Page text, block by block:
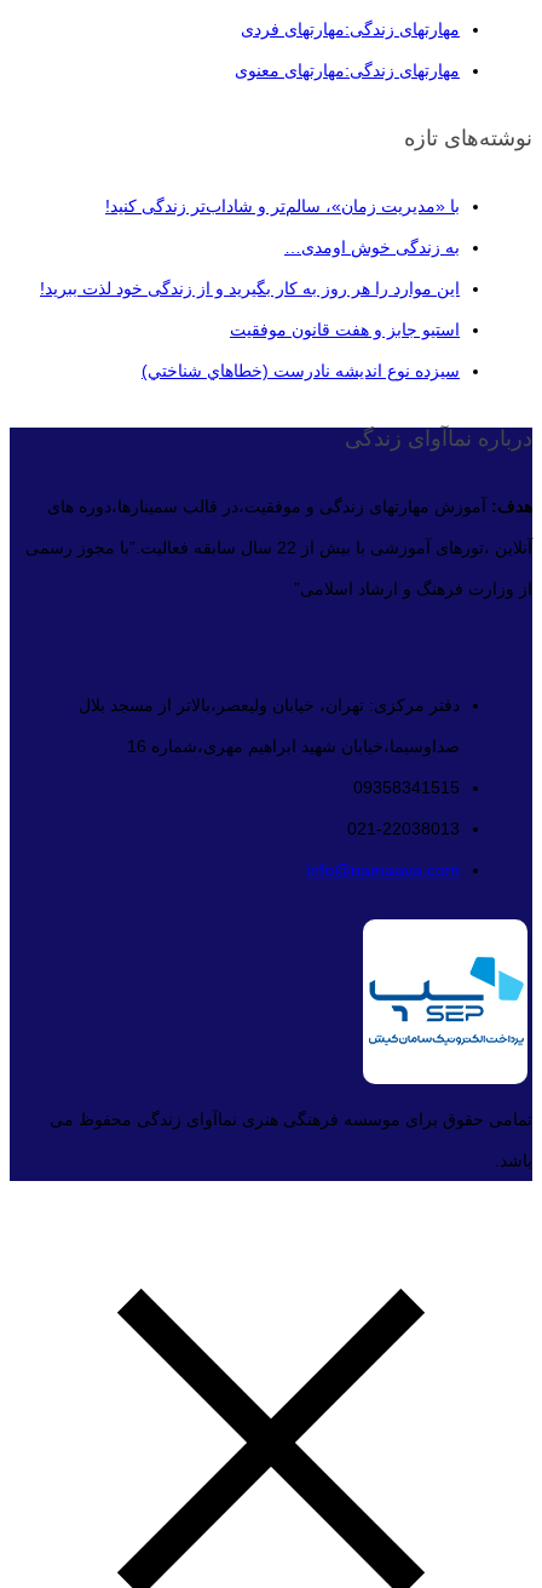
مهارتهای زندگی:مهارتهای فردی
مهارتهای زندگی:مهارتهای معنوی
نوشته‌های تازه
با «مدیریت زمان»، سالم‌تر و شاداب‌تر زندگی کنید!
به زندگی خوش اومدی…
این موارد را هر روز به کار بگیرید و از زندگی خود لذت ببرید!
استیو جابز و هفت قانون موفقیت
سيزده نوع انديشه نادرست (خطاهاي شناختي)
درباره نماآوای زندگی
هدف: آموزش مهارتهای زندگی و موفقیت،در قالب سمینارها،دوره های
آنلاین ،تورهای آموزشی با بیش از 22 سال سابقه فعالیت.”با مجوز رسمی
از وزارت فرهنگ و ارشاد اسلامی”
دفتر مرکزی: تهران، خیابان ولیعصر،بالاتر از مسجد بلال
صداوسیما،خیابان شهید ابراهیم مهری،شماره 16
09358341515
021-22038013
info@namaava.com
تمامی حقوق برای موسسه فرهنگی هنری نماآوای زندگی محفوظ می
باشد.